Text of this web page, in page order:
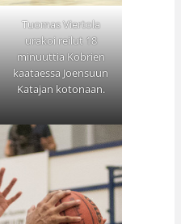
Tuomas Viertola
urakoi reilut 18
minuuttia Kobrien
kaataessa Joensuun
Katajan kotonaan.